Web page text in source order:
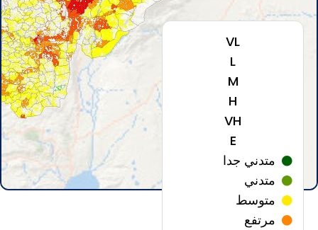
VL
L
M
H
VH
E
متدني جدا
متدني
متوسط
مرتفع